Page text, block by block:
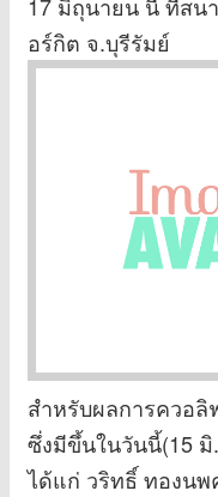
17 มิถุนายน นี้ ที่สน
อร์กิต จ.บุรีรัมย์
สำหรับผลการควอ
ซึ่งมีขึ้นในวันนี้(15
ได้แก่ วริทธิ์ ทองนพ